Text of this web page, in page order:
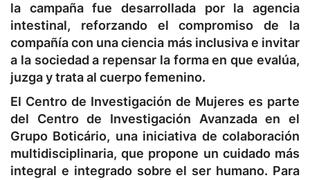
la campaña fue desarrollada por la agencia
intestinal, reforzando el compromiso de la
compañía con una ciencia más inclusiva e invitar
a la sociedad a repensar la forma en que evalúa,
juzga y trata al cuerpo femenino.
El Centro de Investigación de Mujeres es parte
del Centro de Investigación Avanzada en el
Grupo Boticário, una iniciativa de colaboración
multidisciplinaria, que propone un cuidado más
integral e integrado sobre el ser humano. Para